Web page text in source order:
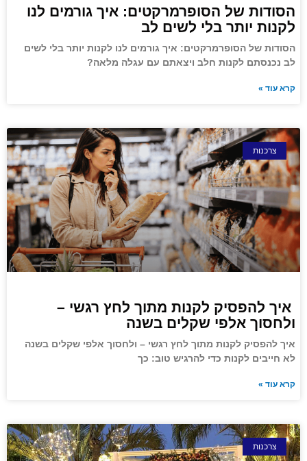
הסודות של הסופרמרקטים: איך גורמים לנו
לקנות יותר בלי לשים לב
הסודות של הסופרמרקטים: איך גורמים לנו לקנות יותר בלי לשים
לב נכנסתם לקנות חלב ויצאתם עם עגלה מלאה?
קרא עוד »
צרכנות
איך להפסיק לקנות מתוך לחץ רגשי –
ולחסוך אלפי שקלים בשנה
איך להפסיק לקנות מתוך לחץ רגשי – ולחסוך אלפי שקלים בשנה
לא חייבים לקנות כדי להרגיש טוב: כך
קרא עוד »
צרכנות